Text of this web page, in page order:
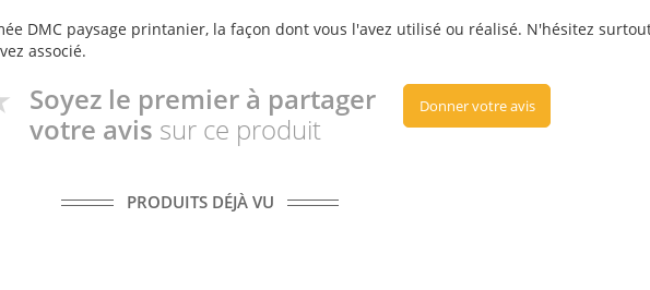
DMC paysage printanier, la façon dont vous l'avez utilisé ou réalisé. N'hésitez
associé.
Soyez le premier à partager
votre avis sur ce produit
Donner votre avis
PRODUITS DÉJÀ VU